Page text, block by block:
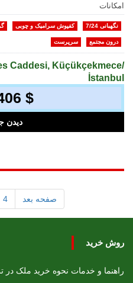
امکانات
کفپوش سرامیک و چوبی نگهبانی 7/24
سرپرست درون مجتمع
Caddesi, Küçükçekmece/
İstanbul
$
دیدن
4 صفحه بعد
روش خرید
راهنما و خدمات نحوه خرید ملک در